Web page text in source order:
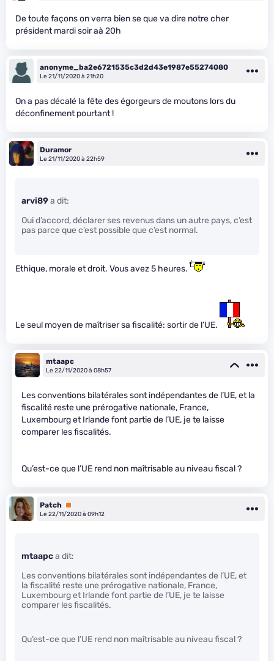
De toute façons on verra bien se que va dire notre cher
président mardi soir aà 20h
anonyme_ba2e6721535c3d2d43e1987e55274080
Le 21/11/2020 à 21h20
On a pas décalé la fête des égorgeurs de moutons lors du
déconfinement pourtant !
Duramor
Le 21/11/2020 à 22h59
arvi89a dit:
Oui d’accord, déclarer ses revenus dans un autre pays, c’est
pas parce que c’est possible que c’est normal.
Ethique, morale et droit. Vous avez 5 heures.
Le seul moyen de maîtriser sa fiscalité: sortir de l’UE.
mtaapc
Le 22/11/2020 à 08h57
Les conventions bilatérales sont indépendantes de l’UE, et la
fiscalité reste une prérogative nationale, France,
Luxembourg et Irlande font partie de l’UE, je te laisse
comparer les fiscalités.
Qu’est-ce que l’UE rend non maîtrisable au niveau fiscal ?
Patch Premium
Le 22/11/2020 à 09h12
mtaapca dit:
Les conventions bilatérales sont indépendantes de l’UE, et
la fiscalité reste une prérogative nationale, France,
Luxembourg et Irlande font partie de l’UE, je te laisse
comparer les fiscalités.
Qu’est-ce que l’UE rend non maîtrisable au niveau fiscal ?